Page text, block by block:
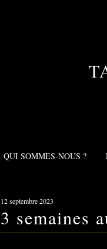
QUI SOMMES-NOUS ?
12 septembre 2023
3 semaines